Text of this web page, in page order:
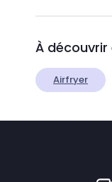
À
Airfryer